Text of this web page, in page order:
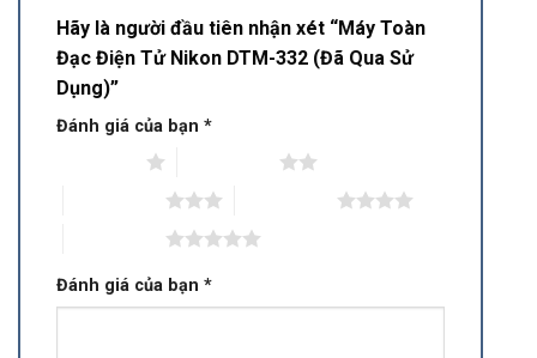
Hãy là người đầu tiên nhận xét “Máy Toàn
Đạc Điện Tử Nikon DTM-332 (Đã Qua Sử
Dụng)”
Đánh giá của bạn *
Đánh giá của bạn *